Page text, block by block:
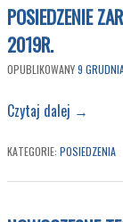
POSIEDZENIE
2019R.
OPUBLIKOWANY9
Czytaj dalej →
KATEGORIE: POSIEDZENIA